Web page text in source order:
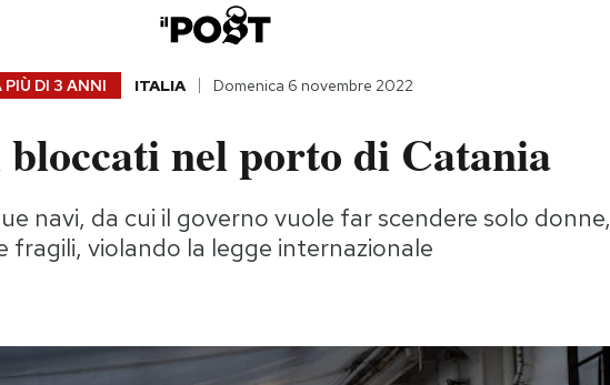
DI 3 ANNI ITALIA Domenica 6 novembre 2022
nel porto di Catania
navi, da cui il governo vuole far scendere solo donne,
fragili, violando la legge internazionale